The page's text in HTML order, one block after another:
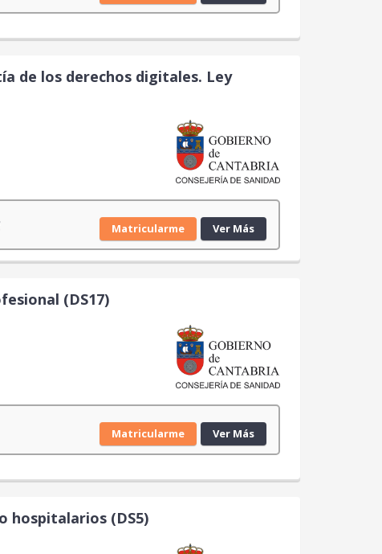
r
c
a
l
s
3
0
de los derechos digitales. Ley
E
p
e
t
l
2
Matricularme Ver Más
(DS17)
Matricularme Ver Más
hospitalarios (DS5)